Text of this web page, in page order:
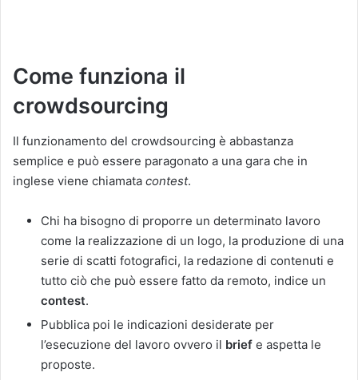
Come funziona il
crowdsourcing
Il funzionamento del crowdsourcing è abbastanza
semplice e può essere paragonato a una gara che in
inglese viene chiamata contest.
Chi ha bisogno di proporre un determinato lavoro
come la realizzazione di un logo, la produzione di una
serie di scatti fotografici, la redazione di contenuti e
tutto ciò che può essere fatto da remoto, indice un
contest.
Pubblica poi le indicazioni desiderate per
l’esecuzione del lavoro ovvero il brief e aspetta le
proposte.